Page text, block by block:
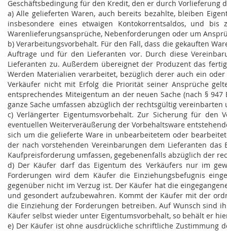
Geschäftsbedingung für den Kredit, den er durch Vorlieferung
a) Alle gelieferten Waren, auch bereits bezahlte, bleiben
insbesondere eines etwaigen Kontokorrentsaldos, und
Warenlieferungsansprüche, Nebenforderungen oder um
b) Verarbeitungsvorbehalt. Für den Fall, dass die gekauften
Auftrage und für den Lieferanten vor. Durch diese
Lieferanten zu. Außerdem übereignet der Produzent das
Werden Materialien verarbeitet, bezüglich derer auch ein
Verkäufer nicht mit Erfolg die Priorität seiner Ansprüche
entsprechendes Miteigentum an der neuen Sache (nach §
ganze Sache umfassen abzüglich der rechtsgültig
c) Verlängerter Eigentumsvorbehalt. Zur Sicherung für
eventuellen Weiterveräußerung der Vorbehaltsware
sich um die gelieferte Ware in unbearbeitetem oder
der nach vorstehenden Vereinbarungen dem Lieferanten
Kaufpreisforderung umfassen, gegebenenfalls abzüglich der
d) Der Käufer darf das Eigentum des Verkäufers nur im
Forderungen wird dem Käufer die Einziehungsbefugnis
gegenüber nicht im Verzug ist. Der Käufer hat die
und gesondert aufzubewahren. Kommt der Käufer mit der
die Einziehung der Forderungen betreiben. Auf Wunsch sind
Käufer selbst wieder unter Eigentumsvorbehalt, so behält er
e) Der Käufer ist ohne ausdrückliche schriftliche Zustimmung